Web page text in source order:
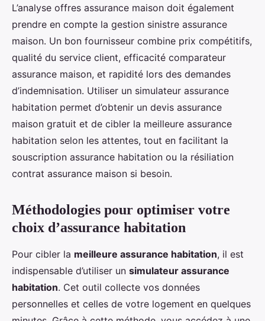
L’analyse offres assurance maison doit également
prendre en compte la gestion sinistre assurance
maison. Un bon fournisseur combine prix compétitifs,
qualité du service client, efficacité comparateur
assurance maison, et rapidité lors des demandes
d’indemnisation. Utiliser un simulateur assurance
habitation permet d’obtenir un devis assurance
maison gratuit et de cibler la meilleure assurance
habitation selon les attentes, tout en facilitant la
souscription assurance habitation ou la résiliation
contrat assurance maison si besoin.
Méthodologies pour optimiser votre
choix d’assurance habitation
Pour cibler la meilleure assurance habitation, il est
indispensable d’utiliser un simulateur assurance
habitation. Cet outil collecte vos données
personnelles et celles de votre logement en quelques